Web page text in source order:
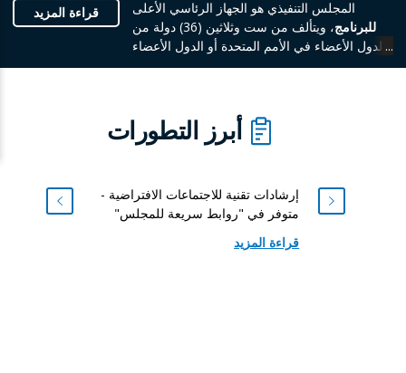
المجلس التنفيذي هو الجهاز الرئاسي الأعلى
للبرنامج
، ويتألف من ست وثلاثين (36) دولة من
الدول الأعضاء في الأمم المتحدة أو الدول الأعضاء
في منظمة الأغذية والزراعة، ويتولى تقديم الدعم
قراءة المزيد
أبرز التطورات
إرشادات تقنية للاجتماعات الافتراضية -
متوفر في "روابط سريعة للمجلس"
قراءة المزيد